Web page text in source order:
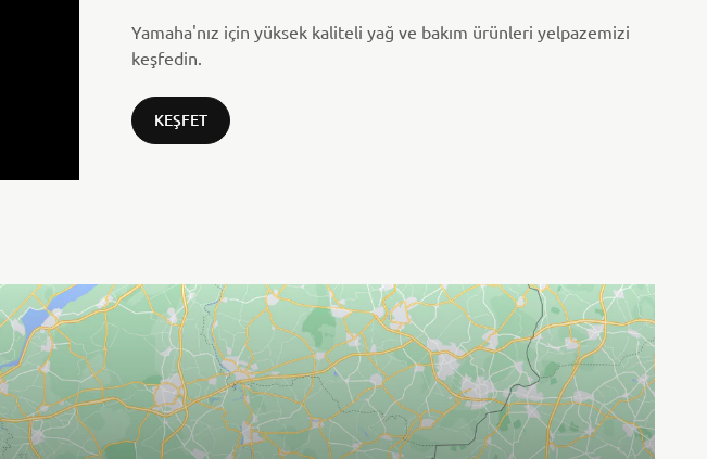
Yamaha'nız için yüksek kaliteli yağ ve bakım ürünleri yelpazemizi
keşfedin.
KEŞFET